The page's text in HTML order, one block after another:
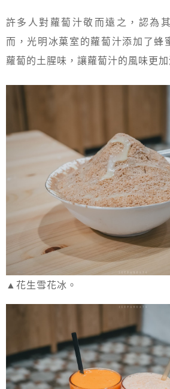
許多人對蘿蔔汁敬而遠之，認為
而，光明冰菓室的蘿蔔汁添加了蜂
蘿蔔的土腥味，讓蘿蔔汁的風味更加
▲花生雪花冰。